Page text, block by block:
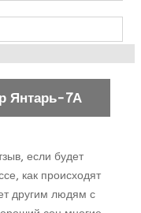
Янтарь-7А
если будет
как происходят
другим людям с